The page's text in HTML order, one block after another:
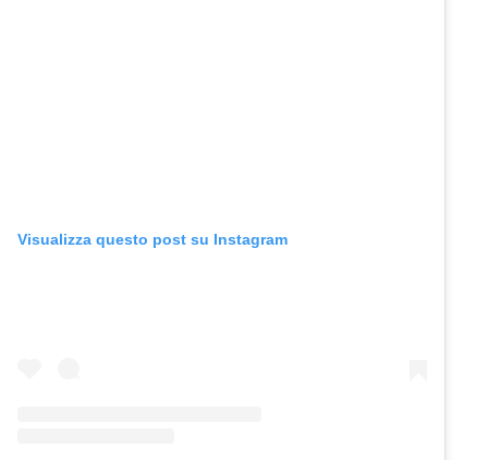
Visualizza questo post su Instagram